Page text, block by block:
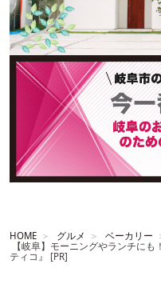
HOME グルメ
ベーカリー
【岐阜】モーニングやランチに
ティコ』 [PR]